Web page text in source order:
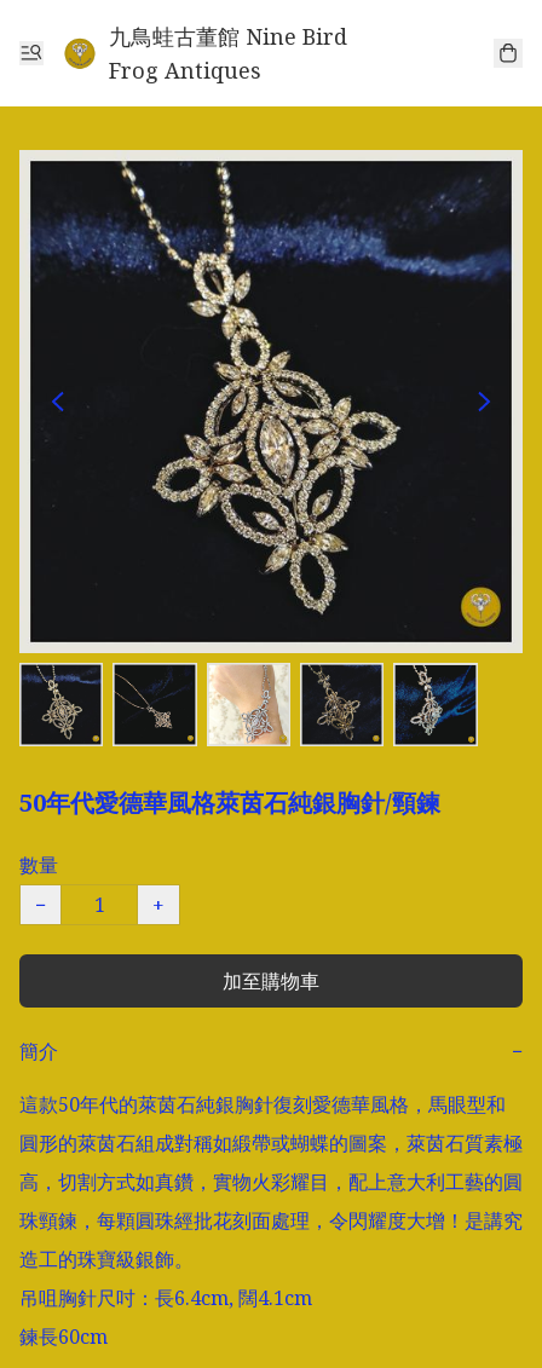
九鳥蛙古董館 Nine Bird
Frog Antiques
50年代愛德華風格萊茵石純銀胸針/頸鍊
數量
−
+
加至購物車
簡介
−
這款50年代的萊茵石純銀胸針復刻愛德華風格，馬眼型和
圓形的萊茵石組成對稱如緞帶或蝴蝶的圖案，萊茵石質素極
高，切割方式如真鑽，實物火彩耀目，配上意大利工藝的圓
珠頸鍊，每顆圓珠經批花刻面處理，令閃耀度大增！是講究
造工的珠寶級銀飾。
吊咀胸針尺吋：長6.4cm, 闊4.1cm
鍊長60cm